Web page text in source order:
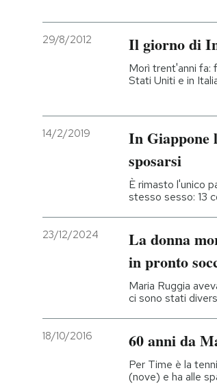
29/8/2012 Il giorno di
Morì trent'anni fa:
Stati Uniti e in
14/2/2019
In Giappone
sposarsi
È rimasto l'unico
stesso sesso: 13
23/12/2024
La donna
in pronto
Maria Ruggia
ci sono stati
18/10/2016 60 anni da
Per Time è la
(nove) e ha alle